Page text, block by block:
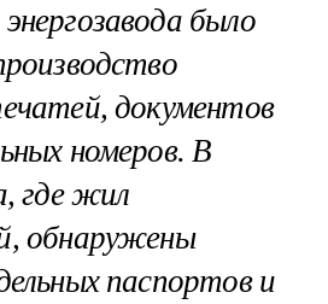
было
документов
номеров. В
где жил
обнаружены
паспортов и